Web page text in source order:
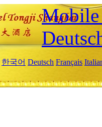
Mobile
한국어 Deutsch Français